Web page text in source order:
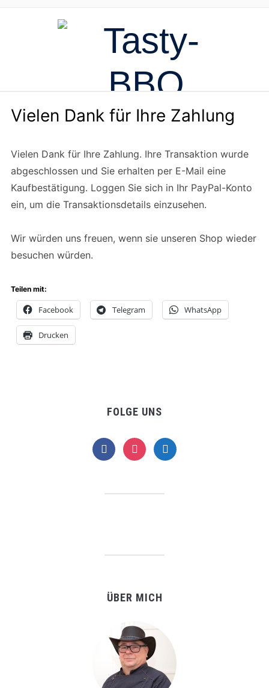
Vielen Dank für Ihre Zahlung
Vielen Dank für Ihre Zahlung. Ihre Transaktion wurde
abgeschlossen und Sie erhalten per E-Mail eine
Kaufbestätigung. Loggen Sie sich in Ihr PayPal-Konto
ein, um die Transaktionsdetails einzusehen.
Wir würden uns freuen, wenn sie unseren Shop wieder
besuchen würden.
Teilen mit:
Facebook Telegram WhatsApp
Drucken
FOLGE UNS
facebookinstagramtelegram
ÜBER MICH